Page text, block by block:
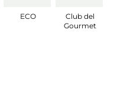
ECO
Club del
Gourmet